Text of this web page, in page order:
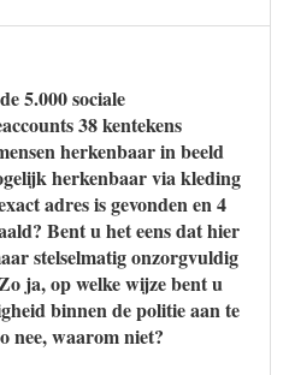
5.000 sociale
38 kentekens
herkenbaar in beeld
herkenbaar via kleding
adres is gevonden en 4
Bent u het eens dat hier
stelselmatig onzorgvuldig
ja, op welke wijze bent u
binnen de politie aan te
nee, waarom niet?